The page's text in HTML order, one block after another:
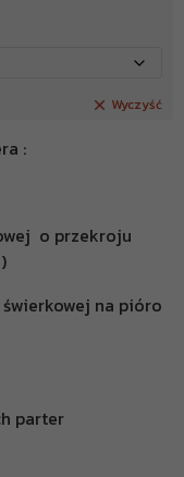
Wyczyść
:
o przekroju
na pióro
parter